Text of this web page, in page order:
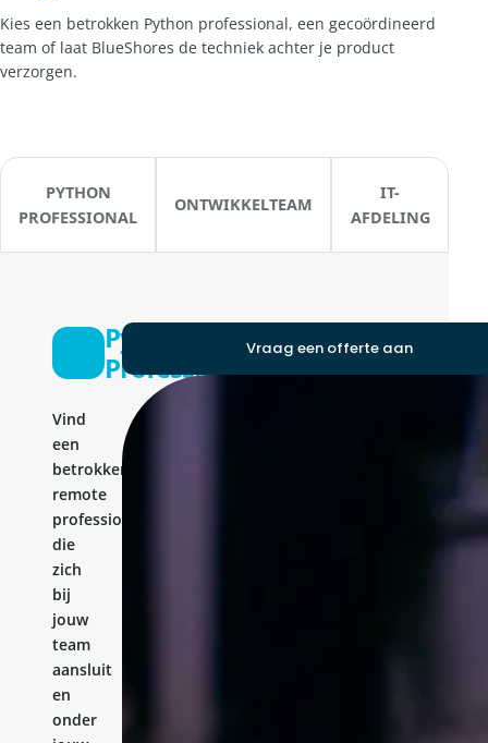
Kies een betrokken Python professional, een gecoördineerd
team of laat BlueShores de techniek achter je product
verzorgen.
PYTHON
PROFESSIONAL
ONTWIKKELTEAM
IT-
AFDELING
Python
Professional
Vind
een
betrokken
remote
professional
die
zich
bij
jouw
team
aansluit
en
onder
Vraag een offerte aan